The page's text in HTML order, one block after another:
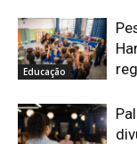
Educação